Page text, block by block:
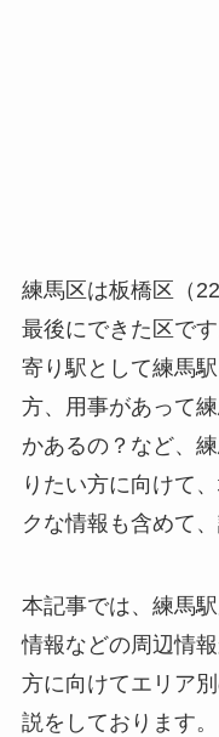
練馬区は板橋区（
最後にできた区で
寄り駅として練馬
方、用事があって
かあるの？など、
りたい方に向けて
クな情報も含めて
本記事では、練馬
情報などの周辺情
方に向けてエリア
説をしております。